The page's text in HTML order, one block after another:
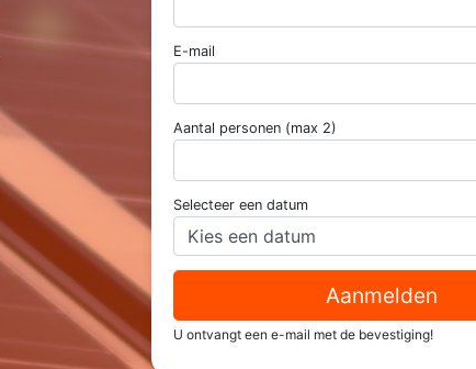
E-mail
Aantal personen (max 2)
Selecteer een datum
Aanmelden
U ontvangt een e-mail met de bevestiging!